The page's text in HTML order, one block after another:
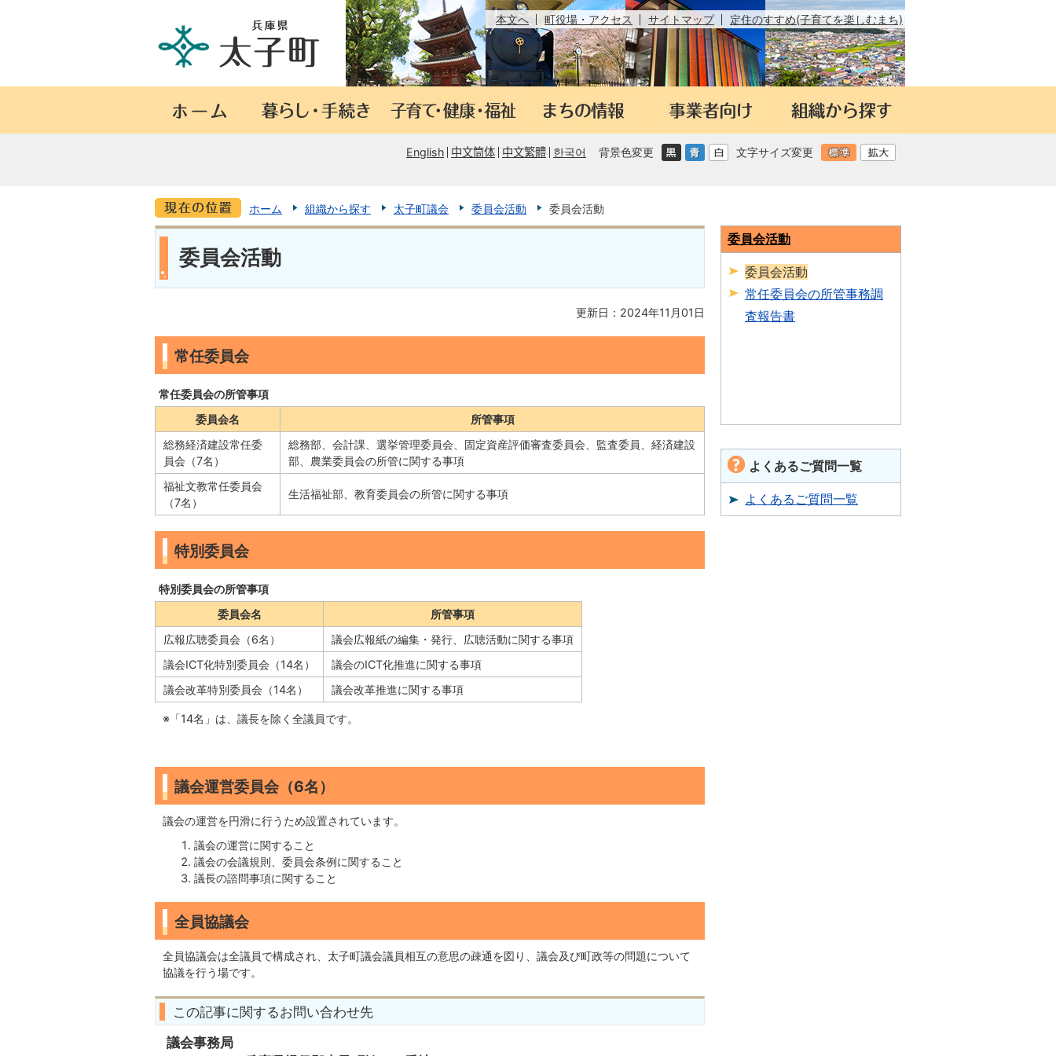
本文へ 町役場・アクセス サイトマップ 定住のすすめ(子育てを楽しむまち)
English 中文筒体 中文繁體 한국어 背景色変更 文字サイズ変更
ホーム 組織から探す 太子町議会 委員会活動 委員会活動
委員会活動
更新日：2024年11月01日
常任委員会
常任委員会の所管事項
委員会名
所管事項
総務経済建設常任委
員会（7名）
総務部、会計課、選挙管理委員会、固定資産評価審査委員会、監査委員、経済建設
部、農業委員会の所管に関する事項
福祉文教常任委員会
（7名）
生活福祉部、教育委員会の所管に関する事項
特別委員会
特別委員会の所管事項
委員会名
所管事項
広報広聴委員会（6名）
議会広報紙の編集・発行、広聴活動に関する事項
議会ICT化特別委員会（14名）
議会のICT化推進に関する事項
議会改革特別委員会（14名）
議会改革推進に関する事項
※「14名」は、議長を除く全議員です。
議会運営委員会（6名）
議会の運営を円滑に行うため設置されています。
議会の運営に関すること
議会の会議規則、委員会条例に関すること
議長の諮問事項に関すること
全員協議会
全員協議会は全議員で構成され、太子町議会議員相互の意思の疎通を図り、議会及び町政等の問題について
協議を行う場です。
この記事に関するお問い合わせ先
議会事務局
委員会活動
委員会活動
常任委員会の所管事務調
査報告書
よくあるご質問一覧
よくあるご質問一覧